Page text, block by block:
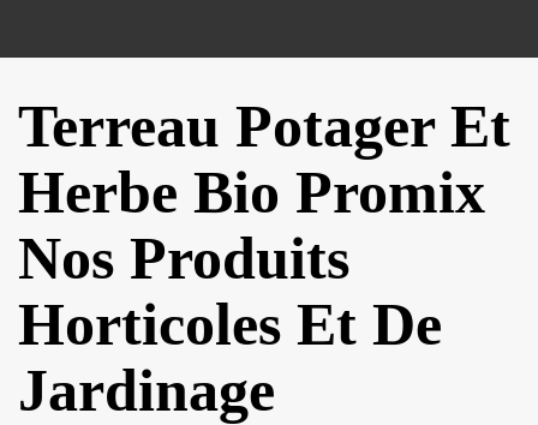
Terreau Potager Et
Herbe Bio Promix
Nos Produits
Horticoles Et De
Jardinage